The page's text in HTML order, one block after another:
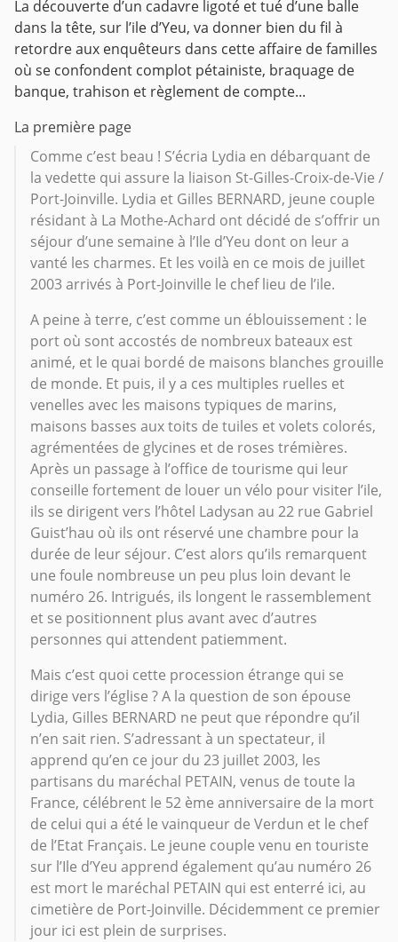
La découverte d’un cadavre ligoté et tué d’une balle
dans la tête, sur l’ile d’Yeu, va donner bien du fil à
retordre aux enquêteurs dans cette affaire de familles
où se confondent complot pétainiste, braquage de
banque, trahison et règlement de compte...
La première page
Comme c’est beau ! S’écria Lydia en débarquant de
la vedette qui assure la liaison St-Gilles-Croix-de-Vie /
Port-Joinville. Lydia et Gilles BERNARD, jeune couple
résidant à La Mothe-Achard ont décidé de s’offrir un
séjour d’une semaine à l’Ile d’Yeu dont on leur a
vanté les charmes. Et les voilà en ce mois de juillet
2003 arrivés à Port-Joinville le chef lieu de l’ile.
A peine à terre, c’est comme un éblouissement : le
port où sont accostés de nombreux bateaux est
animé, et le quai bordé de maisons blanches grouille
de monde. Et puis, il y a ces multiples ruelles et
venelles avec les maisons typiques de marins,
maisons basses aux toits de tuiles et volets colorés,
agrémentées de glycines et de roses trémières.
Après un passage à l’office de tourisme qui leur
conseille fortement de louer un vélo pour visiter l’ile,
ils se dirigent vers l’hôtel Ladysan au 22 rue Gabriel
Guist’hau où ils ont réservé une chambre pour la
durée de leur séjour. C’est alors qu’ils remarquent
une foule nombreuse un peu plus loin devant le
numéro 26. Intrigués, ils longent le rassemblement
et se positionnent plus avant avec d’autres
personnes qui attendent patiemment.
Mais c’est quoi cette procession étrange qui se
dirige vers l’église ? A la question de son épouse
Lydia, Gilles BERNARD ne peut que répondre qu’il
n’en sait rien. S’adressant à un spectateur, il
apprend qu’en ce jour du 23 juillet 2003, les
partisans du maréchal PETAIN, venus de toute la
France, célébrent le 52 ème anniversaire de la mort
de celui qui a été le vainqueur de Verdun et le chef
de l’Etat Français. Le jeune couple venu en touriste
sur l’Ile d’Yeu apprend également qu’au numéro 26
est mort le maréchal PETAIN qui est enterré ici, au
cimetière de Port-Joinville. Décidemment ce premier
jour ici est plein de surprises.